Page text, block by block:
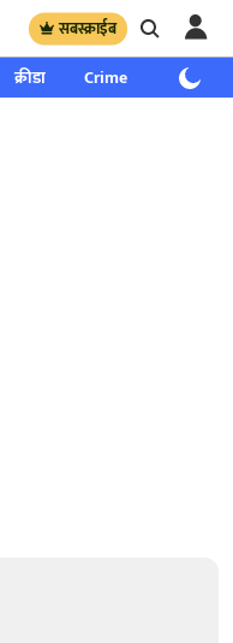
सबस्क्राईब
क्रीडा Crime साप्ताहिक